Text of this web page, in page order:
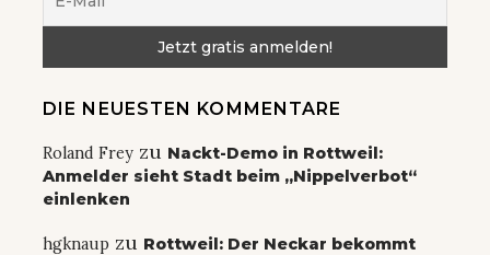
DIE NEUESTEN KOMMENTARE
Roland Frey zu Nackt-Demo in Rottweil:
Anmelder sieht Stadt beim „Nippelverbot“
einlenken
hgknaup zu Rottweil: Der Neckar bekommt